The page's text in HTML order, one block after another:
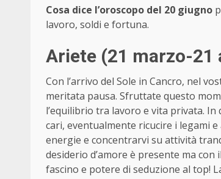
Cosa dice l’oroscopo del 20 giugno
lavoro, soldi e fortuna.
Ariete (21 marzo-21
Con l’arrivo del Sole in Cancro, nel
meritata pausa. Sfruttate questo
l’equilibrio tra lavoro e vita privata.
cari, eventualmente ricucire i legami
energie e concentrarvi su attività
desiderio d’amore è presente ma
fascino e potere di seduzione al top!